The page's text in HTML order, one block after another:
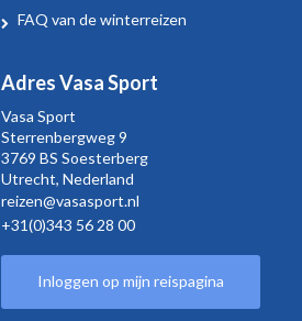
FAQ van de winterreizen
Adres Vasa Sport
Vasa Sport
Sterrenbergweg9
3769 BS Soesterberg
Utrecht, Nederland
reizen@vasasport.nl
+31(0)343 56 28 00
Inloggen op mijn reispagina